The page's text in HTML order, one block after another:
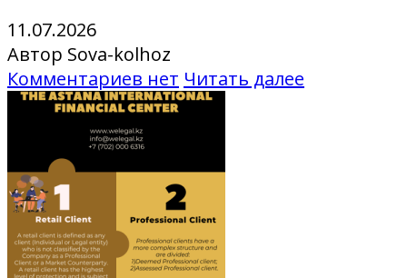
11.07.2026
Автор Sova-kolhoz
Комментариев нет Читать далее